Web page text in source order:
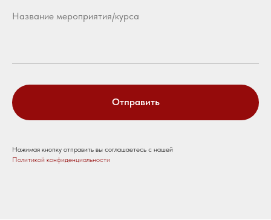
Отправить
Нажимая кнопку отправить вы соглашаетесь с нашей
Политикой конфиденциальности